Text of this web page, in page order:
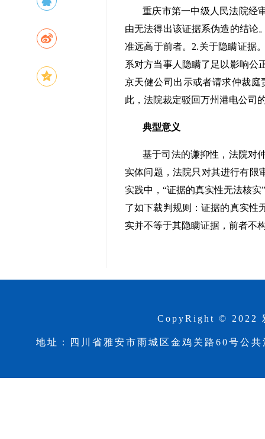
重庆市第一中级人民法院经
由无法得出该证据系伪造的结论
准远高于前者。2.关于隐瞒证据
系对方当事人隐瞒了足以影响公
京天健公司出示或者请求仲裁
此，法院裁定驳回万州港电公司
典型意义
基于司法的谦抑性，法院对
实体问题，法院只对其进行有限
实践中，“证据的真实性无法核
了如下裁判规则：证据的真实性
实并不等于其隐瞒证据，前者不
CopyRight © 2022
地址：四川省雅安市雨城区金鸡关路60号